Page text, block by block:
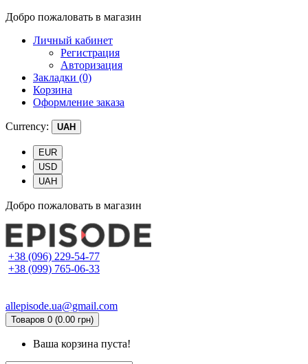
Добро пожаловать в магазин
Личный кабинет
Регистрация
Авторизация
Закладки (0)
Корзина
Оформление заказа
Currency: UAH
EUR
USD
UAH
Добро пожаловать в магазин
+38 (096) 229-54-77
+38 (099) 765-06-33
allepisode.ua@gmail.com
Товаров 0 (0.00 грн)
Ваша корзина пуста!